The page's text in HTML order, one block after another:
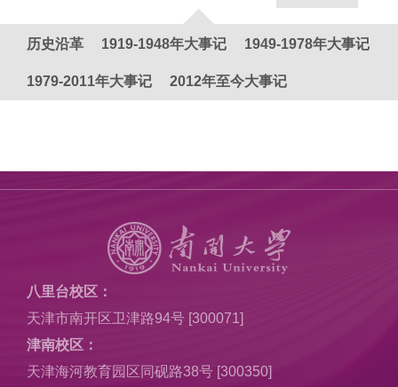
历史沿革 1919-1948年大事记 1949-1978年大事记
1979-2011年大事记 2012年至今大事记
八里台校区：
天津市南开区卫津路94号 [300071]
津南校区：
天津海河教育园区同砚路38号 [300350]